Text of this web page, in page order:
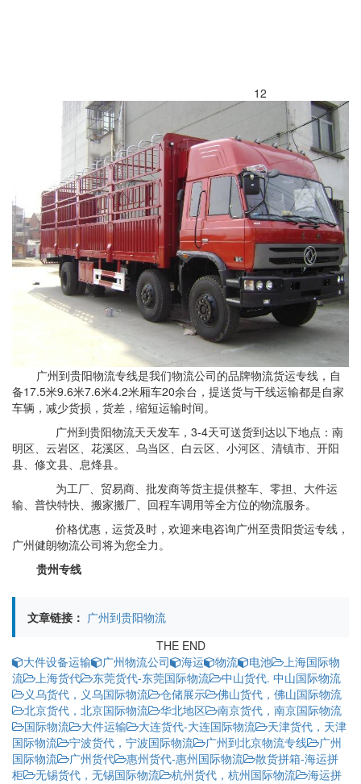
12
广州到贵阳物流专线是我们物流公司的品牌物流货运专线，自
备17.5米9.6米7.6米4.2米厢车20余台，提送货与干线运输都是自家
车辆，减少货损，货差，缩短运输时间。
广州到贵阳物流天天发车，3-4天可送货到达以下地点：南
明区、云岩区、花溪区、乌当区、白云区、小河区、清镇市、开阳
县、修文县、息烽县。
为工厂、贸易商、批发商等货主提供整车、零担、大件运
输、普快特快、搬家搬厂、回程车调用等全方位的物流服务。
价格优惠，运货及时，欢迎来电咨询广州至贵阳货运专线，
广州健朗物流公司将为您全力。
贵州专线
文章链接： 广州到贵阳物流
THE END
大件设备运输
广州物流公司 海运 物流 电池
上海国际物
流
上海货代 东莞货代-东莞国际物流
中山货代. 中山国际物流
义乌货代，义乌国际物流
仓储展示
佛山货代，佛山国际物流
北京货代，北京国际物流
华北地区
南京货代，南京国际物流
国际物流
大件运输 大连货代-大连国际物流
天津货代，天津
国际物流
宁波货代，宁波国际物流 广州到北京物流专线
广州
国际物流
广州货代 惠州货代-惠州国际物流
散货拼箱-海运拼
柜
无锡货代，无锡国际物流 杭州货代，杭州国际物流
海运拼